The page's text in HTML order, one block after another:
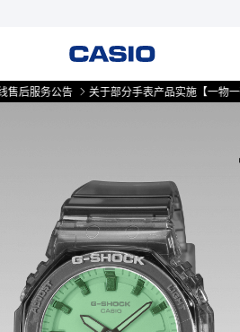
公告 关于部分手表产品实施【一物一码】管